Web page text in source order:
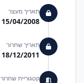
תאריך מעצר
15/04/2008
תאריך שחרור
18/12/2011
קטגוריית שחרור